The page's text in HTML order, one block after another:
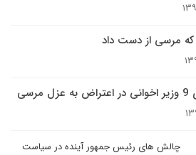
مرسی از دست داد
چالش های رئیس جمهور آینده در سیاست